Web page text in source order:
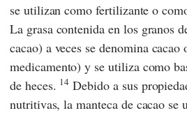
se utilizan como fertilizante o
La grasa contenida en los granos
cacao) a veces se denomina
medicamento) y se utiliza como
de heces. 14 Debido a sus
nutritivas, la manteca de cacao se